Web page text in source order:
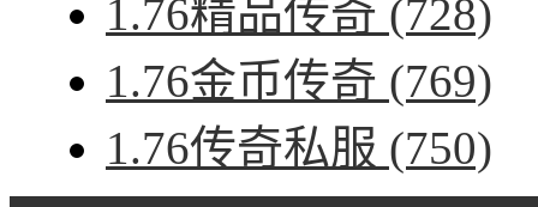
1.76精品传奇 (728)
1.76金币传奇 (769)
1.76传奇私服 (750)